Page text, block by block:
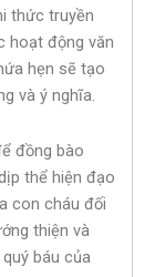
thức truyền
hoạt động văn
hẹn sẽ tạo
và ý nghĩa.
đồng bào
thể hiện đạo
con cháu đối
thiện và
báu của